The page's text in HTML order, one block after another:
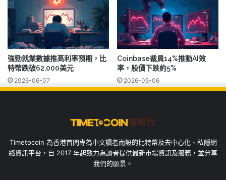
強勁就業數據推高利率預期，比
特幣跌破62,000美元
2026-06-07
Coinbase裁員14%推動AI效
率，股價下跌約5%
2026-05-06
Timetocoin 為香港首間專為中文讀者而設的比特幣及去中心化、私隱網
絡資訊平台，自 2017 年起致力為讀者提供最新市場資訊及服務，並分享
我們的願景。